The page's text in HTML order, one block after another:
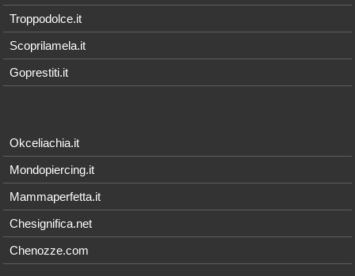
Troppodolce.it
Scoprilamela.it
Goprestiti.it
Okceliachia.it
Mondopiercing.it
Mammaperfetta.it
Chesignifica.net
Chenozze.com